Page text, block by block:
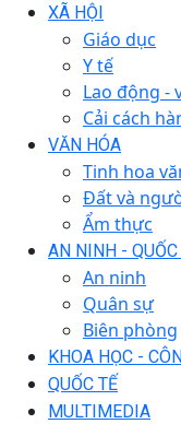
XÃ HỘI
Giáo dục
Y tế
Lao động -
Cải cách
VĂN HÓA
Tinh hoa
Đất và
Ẩm thực
AN NINH -
An ninh
Quân sự
Biên phòng
KHOA HỌC -
QUỐC TẾ
MULTIMEDIA